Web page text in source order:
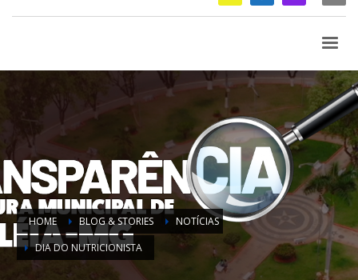
HOME BLOG & STORIES
NOTÍCIAS
DIA DO NUTRICIONISTA